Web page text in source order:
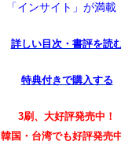
「インサイト」が満載
詳しい目次・書評を読
特典付きで購入する
3刷、大好評発売中！
韓国・台湾でも好評発売